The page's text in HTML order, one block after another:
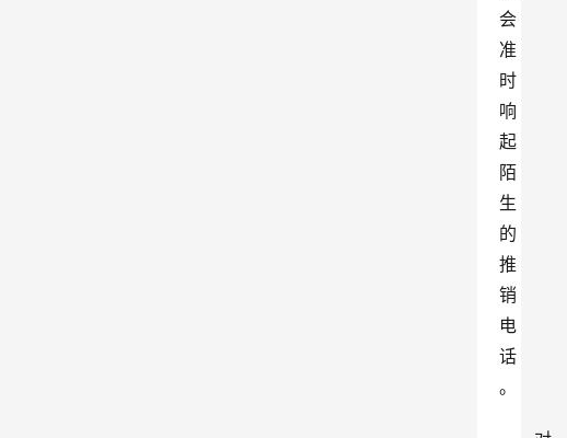
会
准
时
响
起
陌
生
的
推
销
电
话
。